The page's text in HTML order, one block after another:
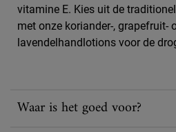
vitamine E. Kies uit de
met onze koriander-, grapefruit-
lavendelhandlotions voor de
Waar is het goed voor?